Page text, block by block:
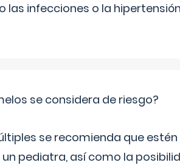
las infecciones o la
se considera de riesgo?
se recomienda que
pediatra, así como la